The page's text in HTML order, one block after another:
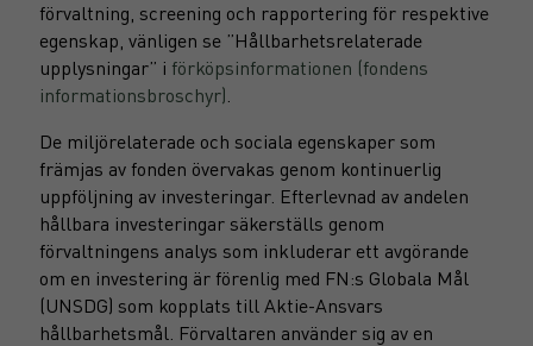
förvaltning, screening och rapportering för respektive
egenskap, vänligen se ”Hållbarhetsrelaterade
upplysningar” i förköpsinformationen (fondens
informationsbroschyr)
De miljörelaterade och sociala egenskaper som
främjas av fonden övervakas genom kontinuerlig
uppföljning av investeringar. Efterlevnad av andelen
hållbara investeringar säkerställs genom
förvaltningens analys som inkluderar ett avgörande
om en investering är förenlig med FN:s Globala Mål
(UNSDG) som kopplats till Aktie-Ansvars
hållbarhetsmål. Förvaltaren använder sig av en